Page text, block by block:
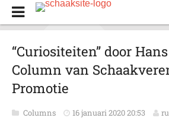
“Curiositeiten” door
Column van
Promotie
Columns 16 januari 2020 20:53